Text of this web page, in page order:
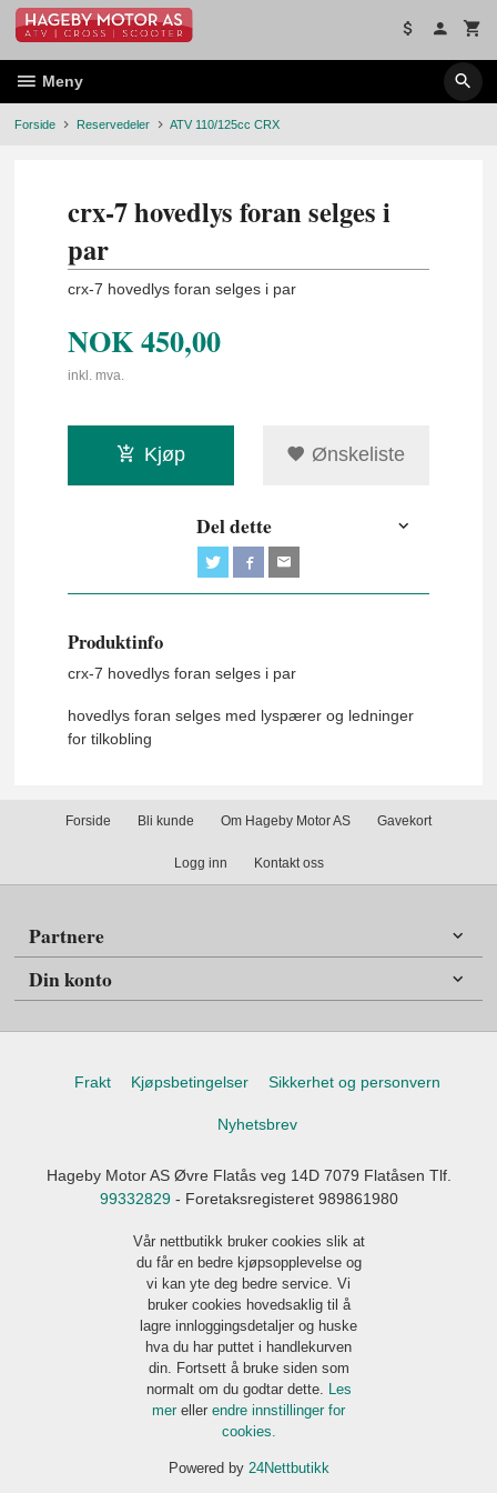
Gå
innholdet
Meny
Forside Reservedeler ATV 110/125cc CRX
crx-7 hovedlys foran selges i
par
crx-7 hovedlys foran selges i par
NOK450,00
inkl. mva.
Kjøp Ønskeliste
Del dette
Produktinfo
crx-7 hovedlys foran selges i par
hovedlys foran selges med lyspærer og ledninger
for tilkobling
Forside Bli kunde Om Hageby Motor AS Gavekort
Logg inn Kontakt oss
Partnere
Din konto
Frakt Kjøpsbetingelser Sikkerhet og personvern
Nyhetsbrev
Hageby Motor AS Øvre Flatås veg 14D 7079 Flatåsen Tlf.
99332829- Foretaksregisteret 989861980
Vår nettbutikk bruker cookies slik at
du får en bedre kjøpsopplevelse og
vi kan yte deg bedre service. Vi
bruker cookies hovedsaklig til å
lagre innloggingsdetaljer og huske
hva du har puttet i handlekurven
din. Fortsett å bruke siden som
normalt om du godtar dette.
Les
mer eller endre innstillinger for
cookies.
Powered by 24Nettbutikk